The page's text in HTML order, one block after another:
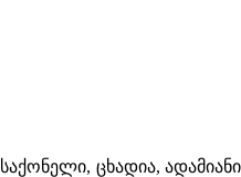
საქონელი, ცხადია, ადამიანის სარჩოა, მისი ცხოვრების სახსარი. მაგრამ ის შეიძლება უფრო მეტი იყოს, ვიდრე საზრდო. საკულტო აზრით, პირველადი მასში სწორედ ის არის, რაც საზრდოზე მეტია. საქონელზე იგივე შეგვიძლია გავიმეოროთ, რაც ითქვა თასზე, რომ ტრადიციულ კულტურაში ის არის ერთ-ერთი იმ საგანთაგან, რომელსაც შეუძლია იტვირთოს იმაზე მეტი, რასაც ბუნებით წარმოადგენს; ამაღლდეს, ადამიანმა აამაღლოს ის მის ელემენტურ დანიშნულებაზე მაღლა; უფრო მეტი აზრი შესძინოს საზოგადოებისათვის, ვიდრე აქვს საკვებს ფიზიკური არსებობის შესანარჩუნებლად. ეს გაცნობიერებულია ინდურ კულტურაში, ეს შეგნებული ჰქონდათ ზოროასტრული ჰიმნების - გათების შემქმნელებს, ეს სავსებით გააზრებულია ჩვენ საყმოებში. საქონელი წმიდა, საპატივებელი არსებაა. რას ნიშნავს ეს? რობერტსონ სმითი, რომელმაც შეისწავლა მესაქონლე და მწყემსი ხალხების, კერძოდ, სემიტი ტომების ჩვეულებანი საქონელთან დაკავშირებით, წერს შემდეგს: «შინაური ცხოველები პატივით არიან მოსილნი დედამიწის სხვადასხვა კუთხის მწყემს ხალხებში. ისინი, ერთის მხრივ, მიჩნეული არიან ადამიანის მეგობრებად და თვისტომებად, მეორეს მხრივ, ღვთიური ბუნების არსებებად; მათი დახოცვა მხოლოდ განსაკუთრებულ ვითარებაშია ნებადართული, და ასეთ დროსაც კი არ გამოიყენება კერძო, ყოველდღიურ საკვებად, არამედ მხოლოდ და მხოლოდ საერთო დღესასწაულებზე. აფრიკის ერთ-ერთ მომთაბარე ტომზე ამბობენ, რომ მათ ერთადერთ სარჩოს ცხვრის ფარები და საქონელი წარმოადგენს. როცა საძოვარი უხვია წვიმების შემდეგ, ისინი იკვებებიან რძეში შეზავებული სისხლით, რომელსაც ისევე, როგორც არაბეთში, ცოცხალ პირუტყვს უღებენ; ხოლო გვალვების დროს ბებერი ან სნეული ცხოველის ხორცს ჭამენ. მაგრამ პირუტყვის დამკვლელი უწმიდურად ითვლება მათ თვალში... საქონელი წმიდა არსებაა, რადგან ის წარმოადგენს ადამიანის ცხოვრების სახსარს. მას კლავენ მხოლოდ გასაჭირის დროს და მისი დამკვლელი უწმიდურად ითვლება, რაც იმას გულისხმობს, რომ დაკვლა პირუტყვისა უკეთური საქმეა... ყოველდღიური საკვები აფრიკის ბევრი მესაქონლე ხალხისა არის რძე ან ნანადირევი, საქონელი კი, რომელსაც ისინი მწყესავენ, იშვიათად იკვლის საკვებად; მას მხოლოდ განსაკუთრებულ შემთხვევაში კლავენ, მაგ., ლაშქრობის გამოცხადებისას, ბავშვების წინადაცვეთისას და ქორწილში; ან კლავენ სამოსელისთვის ან იმიტომ, რომ პირუტყვი დასახიჩრებულია ან ბებერი...» (157, 277-9). თითქოს პარადოქსია: საქონელი ადამიანის ერთადერთი სარჩოა, რისთვისაც კაცი თავს დადებს, მაგრამ ის არ იკვლის ყოველდღიური პურობისათვის; უფრო მეტი: მისი დაკვლა უღვთო აქტია. სწორედ იმიტომ, რომ საქონელი ჩვენი საყმოს სიცოცხლის სახსარია, მისი იმედი ამ წუთისოფელში, ის არ იკვლის ყოველდღიური საკვებისთვის, არამედ როგორც მესაქონლე სემიტი ტომები იქცევიან, ის იკვლის ლაშქრობის წინ ჯვარში, ჯვარის დღესასწაულებზე, ჯვარში გაყვანისას, ქორწილში, მიცვალებულის ხარჯებში. საყმოს ცხოვრების ამ მნიშვნელოვან, გარდამტეხ პერიოდებში შეიძლება გაიწიროს, შეიწიროს საქონელი. ხარი იწირება საყმოს გენეზისში, როგორც დავინახეთ, ადამიანის ყოფნა-არყოფნის ზღურბლზე და ეს გასდევს მის ცხოვრებას, თავს იჩენს კერძო და საერთო მნიშვნელოვან შემთხვევებში. ხარი, ჩვენ ვიცით,